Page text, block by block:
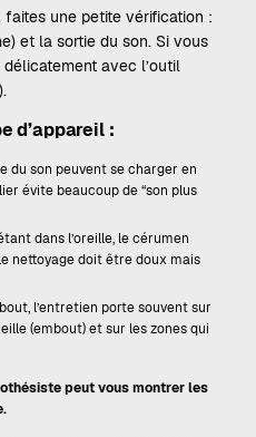
une petite vérification :
et la sortie du son. Si vous
avec l’outil
d’appareil :
du son peuvent se charger en
évite beaucoup de “son plus
dans l’oreille, le cérumen
nettoyage doit être doux mais
l’entretien porte souvent sur
(embout) et sur les zones qui
peut vous montrer les